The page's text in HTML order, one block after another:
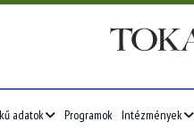
adatok Programok Intézmények